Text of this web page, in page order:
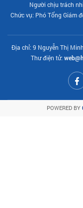
Người chịu trách
Chức vụ: Phó Tổng Giám
Địa chỉ: 9 Nguyễn Thị
Thư điện tử:
POWERED BY